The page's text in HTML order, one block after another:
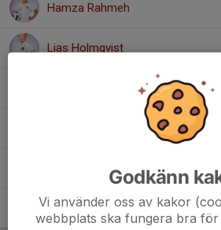
Hamza Rahmeh
Lias Holmqvist
Tage Augustsson
Viktor Larner
Godkänn
Vi använder oss av kakor
webbplats ska fungera bra för